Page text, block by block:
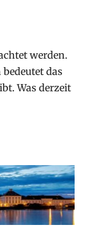
werden.
das
Was derzeit